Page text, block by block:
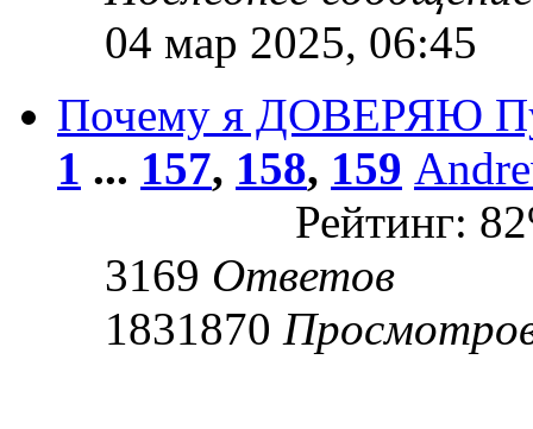
04 мар 2025, 06:45
Почему я ДОВЕРЯЮ
1 ... 157, 158, 159
Рейтинг:
3169 Ответов
1831870